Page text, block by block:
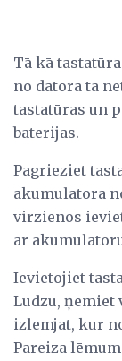
Tā kā
no datora tā
tastatūras un
baterijas.
Pagrieziet
akumulatora
virzienos
ar
Ievietojiet
Lūdzu, ņemiet
izlemjat, kur
Pareiza